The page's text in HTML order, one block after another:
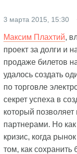
3 марта 2015, 15:30
Максим Плахтий,
проект за долги и
продаже билетов
удалось создать
по торговле
секрет успеха в
который позволяет
партнерами. Но
кризис, когда
том, как сохранить